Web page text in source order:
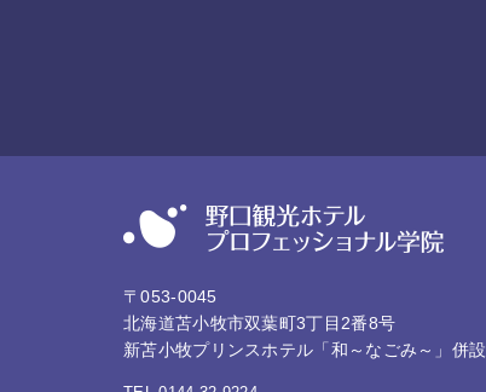
〒053-0045
北海道苫小牧市双葉町3丁目2番8号
新苫小牧プリンスホテル「和～なごみ～」併設